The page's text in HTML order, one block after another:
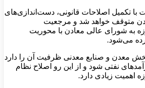
با تکمیل اصلاحات قانونی، دست‌اندازی‌های
متوقف خواهد شد و مرجعیت
به شورای عالی معادن با محوریت
می‌شود.
معدن و صنایع معدنی ظرفیت آن را دارد
نفتی شود و از این رو اصلاح نظام
اهمیت زیادی دارد.